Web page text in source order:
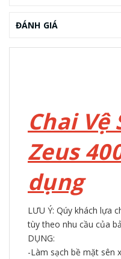
ĐÁNH GIÁ
Chai Vệ
Zeus
dụng
LƯU Ý: Qúy khách lựa
tùy theo nhu cầu của
DỤNG:
-Làm sạch bề mặt sên